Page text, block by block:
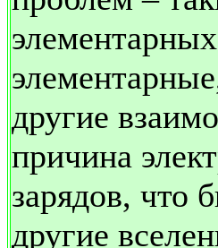
другие
причина
зарядов, что
другие